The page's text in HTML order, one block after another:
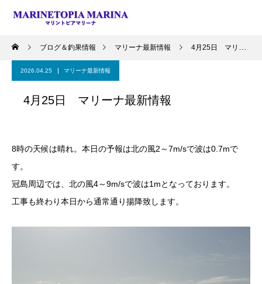
ブログ＆釣果情報 マリーナ最新情報 4月25日 マリーナ最新情報
2026.04.25 マリーナ最新情報
4月25日 マリーナ最新情報
8時の天候は晴れ。本日の予報は北の風2～7m/sで波は0.7mで
す。
冠島周辺では、北の風4～9m/sで波は1mとなっております。
工事も終わり本日から通常通り揚降致します。